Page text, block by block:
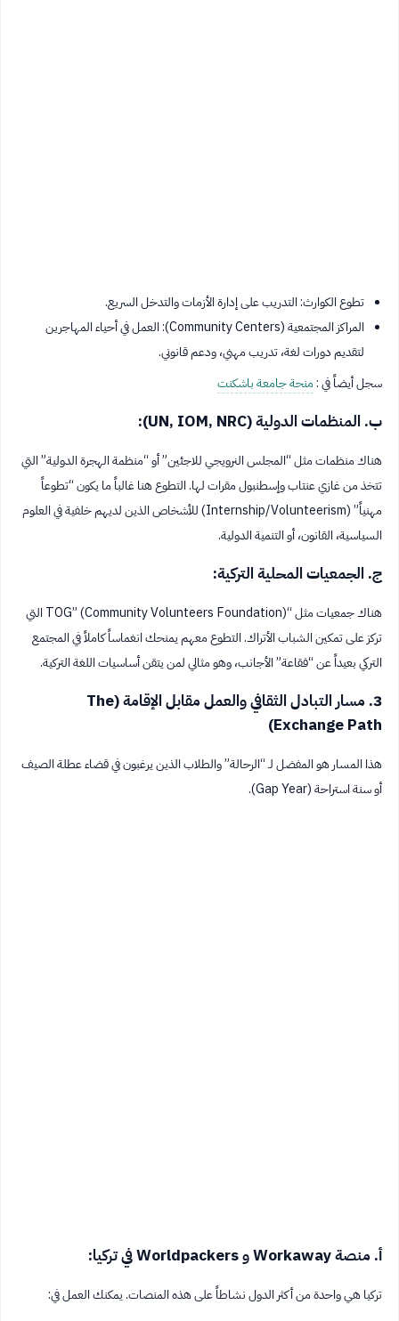
تطوع الكوارث: التدريب على إدارة الأزمات والتدخل السريع.
المراكز المجتمعية (Community Centers): العمل في أحياء المهاجرين
لتقديم دورات لغة، تدريب مهني، ودعم قانوني.
سجل أيضاً في :منحة جامعة باشكنت
ب. المنظمات الدولية (UN, IOM, NRC):
هناك منظمات مثل “المجلس النرويجي للاجئين” أو “منظمة الهجرة الدولية” التي
تتخذ من غازي عنتاب وإسطنبول مقرات لها. التطوع هنا غالباً ما يكون “تطوعاً
مهنياً” (Internship/Volunteerism) للأشخاص الذين لديهم خلفية في العلوم
السياسية، القانون، أو التنمية الدولية.
ج. الجمعيات المحلية التركية:
هناك جمعيات مثل “TOG” (Community Volunteers Foundation) التي
تركز على تمكين الشباب الأتراك. التطوع معهم يمنحك انغماساً كاملاً في المجتمع
التركي بعيداً عن “فقاعة” الأجانب، وهو مثالي لمن يتقن أساسيات اللغة التركية.
3. مسار التبادل الثقافي والعمل مقابل الإقامة (The
Exchange Path)
هذا المسار هو المفضل لـ “الرحالة” والطلاب الذين يرغبون في قضاء عطلة الصيف
أو سنة استراحة (Gap Year).
أ. منصة Workaway و Worldpackers في تركيا:
تركيا هي واحدة من أكثر الدول نشاطاً على هذه المنصات. يمكنك العمل في: